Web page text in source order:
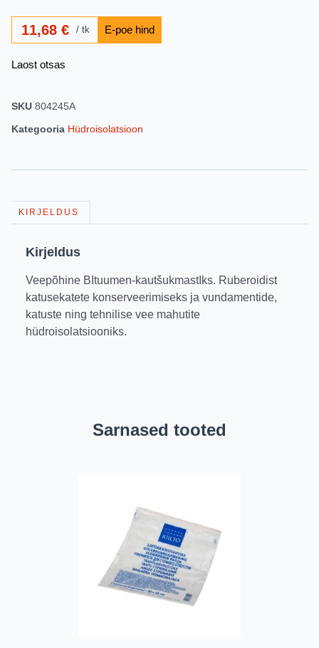
11,68€ tk
Laost otsas
SKU 804245A
Kategooria Hüdroisolatsioon
KIRJELDUS
Kirjeldus
Veepõhine BItuumen-kautšukmastIks. Ruberoidist
katusekatete konserveerimiseks ja vundamentide,
katuste ning tehnilise vee mahutite
hüdroisolatsiooniks.
Sarnased tooted